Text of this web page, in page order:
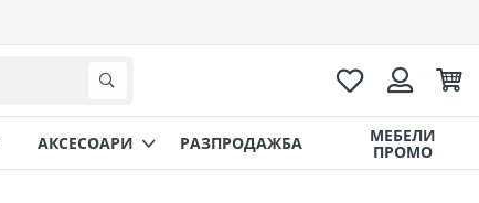
Любими
AКСЕСОАРИ РАЗПРОДАЖБА МЕБЕЛИ
ПРОМО